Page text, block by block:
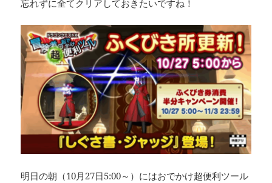
忘れずに全てクリアしておきたいですね！
明日の朝（10月27日5:00～）にはおでかけ超便利ツール